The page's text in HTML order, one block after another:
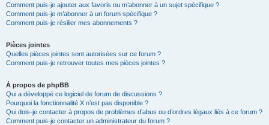
Comment puis-je ajouter aux favoris ou m’abonner à un sujet spécifique ?
Comment puis-je m’abonner à un forum spécifique ?
Comment puis-je résilier mes abonnements ?
Pièces jointes
Quelles pièces jointes sont autorisées sur ce forum ?
Comment puis-je retrouver toutes mes pièces jointes ?
À propos de phpBB
Qui a développé ce logiciel de forum de discussions ?
Pourquoi la fonctionnalité X n’est pas disponible ?
Qui dois-je contacter à propos de problèmes d’abus ou d’ordres légaux liés à ce forum ?
Comment puis-je contacter un administrateur du forum ?